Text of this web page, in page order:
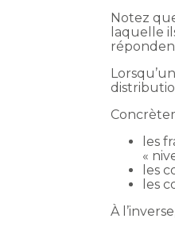
Notez
laquelle
les
«
les
les
À